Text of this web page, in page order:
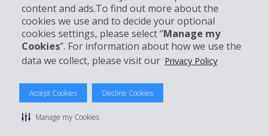
content and ads.To find out more about the
cookies we use and to decide your optional
cookies settings, please select “Manage my
Cookies”. For information about how we use the
data we collect, please visit our Privacy Policy
Accept Cookies Decline Cookies
Manage my Cookies
Réserver avec Hertz
© 2026 The Hertz System, Inc.
Politique de confidentialité | Conditions d'utilisation du site
Conditions de location
Gérer mes cookies